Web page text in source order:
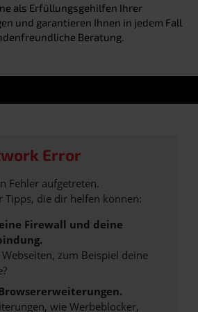
als Erfüllungsgehilfen Ihrer
und garantieren Ihnen in jedem Fall
Beratung.
Error
Fehler aufgetreten.
Tipps, die dir helfen können:
Firewall und deine
zum Beispiel deine
wie Werbeblocker,